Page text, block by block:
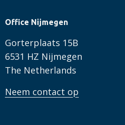
Office Nijmegen
Gorterplaats 15B
6531 HZ Nijmegen
The Netherlands
Neem contact op